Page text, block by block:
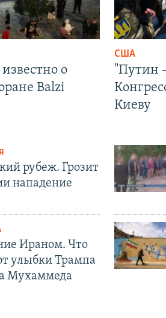
о
Balzi
США
"Путин
Киеву
рубеж. Грозит
нападение
Ираном. Что
улыбки Трампа
Мухаммеда